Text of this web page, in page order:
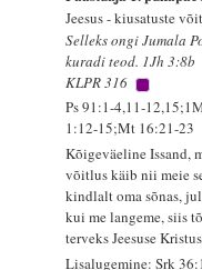
Jeesus - kiusatuste
Selleks ongi Jumala
kuradi teod. 1Jh 3:8b
KLPR 316
Ps 91:1-4,11-
1:12-15;Mt 16:21-23
Kõigeväeline Issand,
võitlus käib nii meie
kindlalt oma sõnas,
kui me langeme, siis
terveks Jeesuse
Lisalugemine: Srk